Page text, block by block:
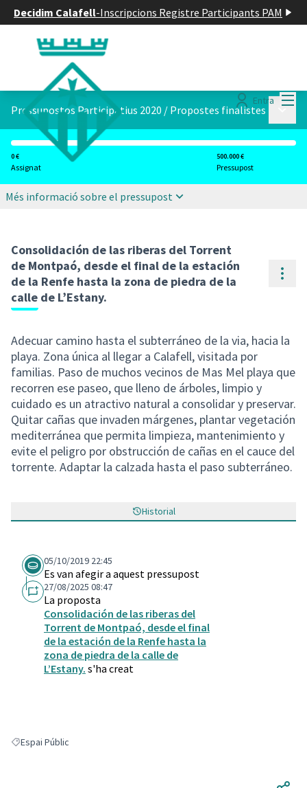
Decidim Calafell-Inscripcions Registre Participants PAM
Entra
Pressupostos Participatius 2020 / Propostes finalistes
0 €
Assignat
500.000 €
Pressupost
Més informació sobre el pressupost
Consolidación de las riberas del Torrent
de Montpaó, desde el final de la estación
de la Renfe hasta la zona de piedra de la
calle de L’Estany.
Adecuar camino hasta el subterráneo de la via, hacia la
playa. Zona única al llegar a Calafell, visitada por
familias. Paso de muchos vecinos de Mas Mel playa que
recorren ese paseo, que lleno de árboles, limpio y
cuidado es un atractivo natural a consolidar y preservar.
Quitar cañas que invaden márgenes, plantar vegetación
mediterránea que permita limpieza, mantenimiento y
evite el peligro por obstrucción de cañas en el cauce del
torrente. Adaptar la calzada hasta el paso subterráneo.
Historial
05/10/2019 22:45
Es van afegir a aquest pressupost
27/08/2025 08:47
La proposta
Consolidación de las riberas del
Torrent de Montpaó, desde el final
de la estación de la Renfe hasta la
zona de piedra de la calle de
L’Estany. s'ha creat
Resultats en filtrar per: Espai Públic
Espai Públic